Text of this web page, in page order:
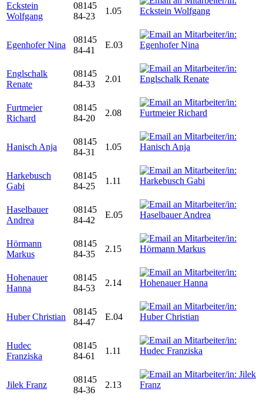
Eckstein
Wolfgang
08145
84-23
1.05
Egenhofer Nina
08145
84-41
E.03
Englschalk
Renate
08145
84-33
2.01
Furtmeier
Richard
08145
84-20
2.08
Hanisch Anja
08145
84-31
1.05
Harkebusch
Gabi
08145
84-25
1.11
Haselbauer
Andrea
08145
84-42
E.05
Hörmann
Markus
08145
84-35
2.15
Hohenauer
Hanna
08145
84-53
2.14
Huber Christian
08145
84-47
E.04
Hudec
Franziska
08145
84-61
1.11
Jilek Franz
08145
84-36
2.13